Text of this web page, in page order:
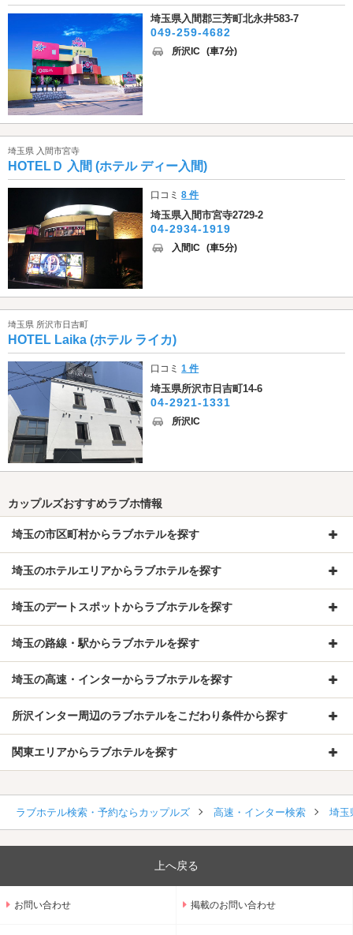
埼玉県入間郡三芳町北永井583-7
049-259-4682
所沢IC (車7分)
埼玉県 入間市宮寺
HOTELＤ 入間 (ホテル ディー入間)
口コミ8 件
埼玉県入間市宮寺2729-2
04-2934-1919
入間IC (車5分)
埼玉県 所沢市日吉町
HOTEL Laika (ホテル ライカ)
口コミ1 件
埼玉県所沢市日吉町14-6
04-2921-1331
所沢IC
カップルズおすすめラブホ情報
埼玉の市区町村からラブホテルを探す
埼玉のホテルエリアからラブホテルを探す
埼玉のデートスポットからラブホテルを探す
埼玉の路線・駅からラブホテルを探す
埼玉の高速・インターからラブホテルを探す
所沢インター周辺のラブホテルをこだわり条件から探す
関東エリアからラブホテルを探す
ラブホテル検索・予約ならカップルズ 高速・インター検索 埼玉
上へ戻る
お問い合わせ 掲載のお問い合わせ